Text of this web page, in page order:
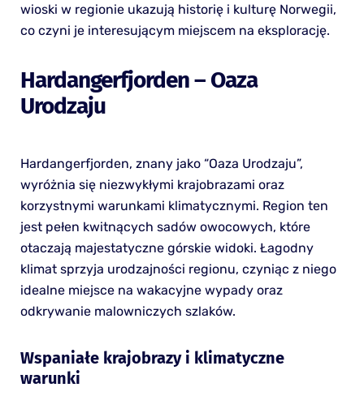
wioski w regionie ukazują historię i kulturę Norwegii,
co czyni je interesującym miejscem na eksplorację.
Hardangerfjorden – Oaza
Urodzaju
Hardangerfjorden, znany jako “Oaza Urodzaju”,
wyróżnia się niezwykłymi krajobrazami oraz
korzystnymi warunkami klimatycznymi. Region ten
jest pełen kwitnących sadów owocowych, które
otaczają majestatyczne górskie widoki. Łagodny
klimat sprzyja urodzajności regionu, czyniąc z niego
idealne miejsce na wakacyjne wypady oraz
odkrywanie malowniczych szlaków.
Wspaniałe krajobrazy i klimatyczne
warunki